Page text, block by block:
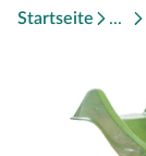
Startseite